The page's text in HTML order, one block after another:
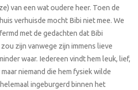
van een wat oudere heer. Toen de
verhuisde mocht Bibi niet mee. We
met de gedachten dat Bibi
zijn vanwege zijn immens lieve
waar. Iedereen vindt hem leuk, lief,
niemand die hem fysiek wilde
ingeburgerd binnen het